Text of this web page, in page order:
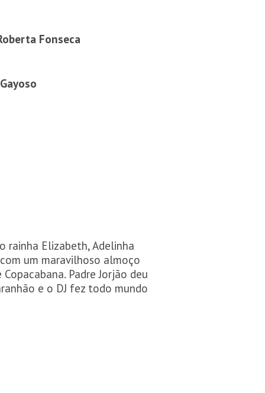
Fonseca
rainha Elizabeth, Adelinha
um maravilhoso almoço
Padre Jorjão deu
e o DJ fez todo mundo